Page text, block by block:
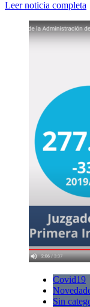
Leer noticia completa
Covid19
Sin